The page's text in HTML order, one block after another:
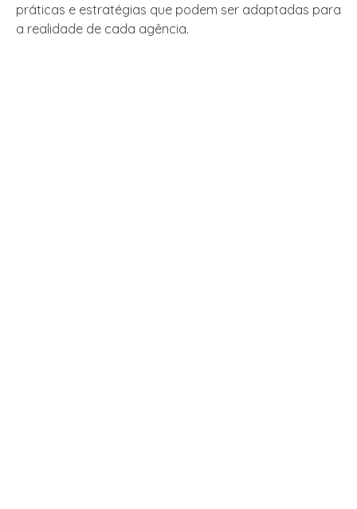
práticas e estratégias que podem ser adaptadas para
a realidade de cada agência.